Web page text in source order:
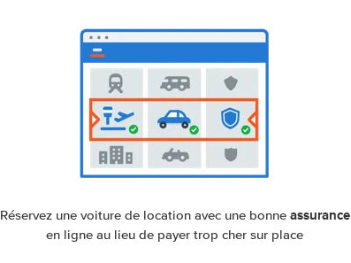
Réservez une voiture de location avec une bonne assurance
en ligne au lieu de payer trop cher sur place